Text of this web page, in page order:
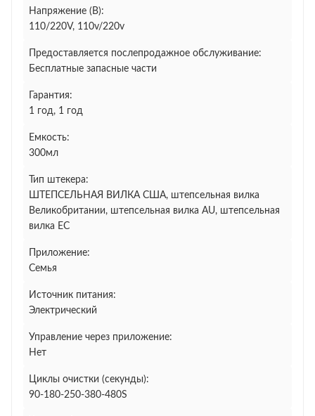
Напряжение (В):
110/220V, 110v/220v
Предоставляется послепродажное обслуживание:
Бесплатные запасные части
Гарантия:
1 год, 1 год
Емкость:
300мл
Тип штекера:
ШТЕПСЕЛЬНАЯ ВИЛКА США, штепсельная вилка
Великобритании, штепсельная вилка AU, штепсельная
вилка ЕС
Приложение:
Семья
Источник питания:
Электрический
Управление через приложение:
Нет
Циклы очистки (секунды):
90-180-250-380-480S